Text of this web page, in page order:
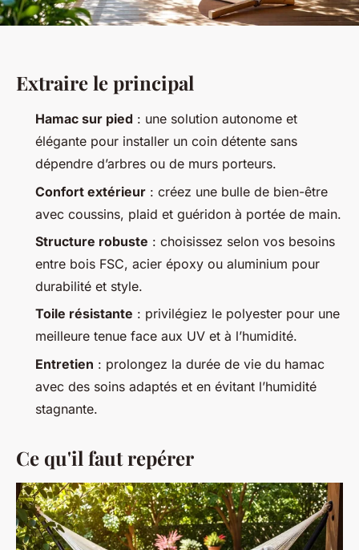
Extraire le principal
Hamac sur pied : une solution autonome et
élégante pour installer un coin détente sans
dépendre d’arbres ou de murs porteurs.
Confort extérieur : créez une bulle de bien-être
avec coussins, plaid et guéridon à portée de main.
Structure robuste : choisissez selon vos besoins
entre bois FSC, acier époxy ou aluminium pour
durabilité et style.
Toile résistante : privilégiez le polyester pour une
meilleure tenue face aux UV et à l’humidité.
Entretien : prolongez la durée de vie du hamac
avec des soins adaptés et en évitant l’humidité
stagnante.
Ce qu'il faut repérer